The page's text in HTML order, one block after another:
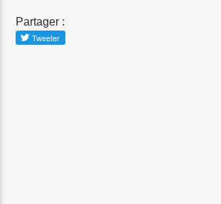
Partager :